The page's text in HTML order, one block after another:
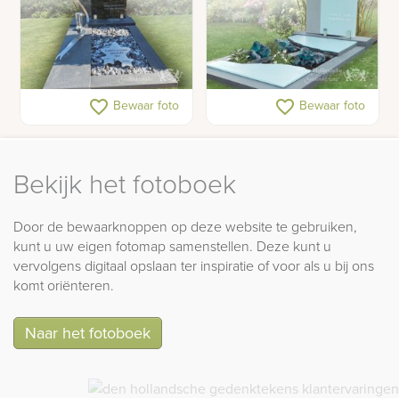
Eigentijds glazen
grafmonument voor
favorite_border Bewaar foto
Grafmonument met glas
en natuursteen
favorite_border Bewaar foto
Bekijk het fotoboek
Door de bewaarknoppen op deze website te gebruiken,
kunt u uw eigen fotomap samenstellen. Deze kunt u
vervolgens digitaal opslaan ter inspiratie of voor als u bij ons
komt oriënteren.
Naar het fotoboek